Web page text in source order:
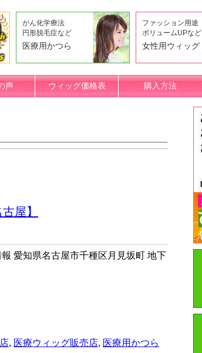
がん化学療法
円形脱毛症など
医療用かつら
ファッション用途
ボリュームUPなど
女性用ウィッグ
声 ウィッグ価格表 購入方法
屋】
愛知県名古屋市千種区月見坂町 地下
, 医療ウィッグ販売店, 医療用かつら